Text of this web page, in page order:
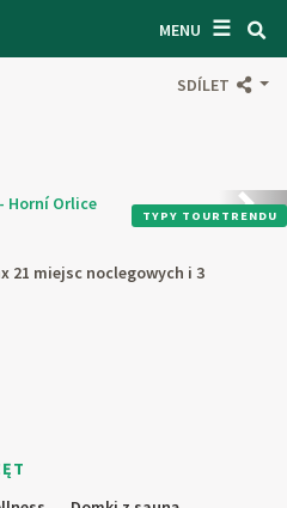
MENU ☰
SDÍLET
TYPY TOURTRENDU
21 miejsc noclegowych i 3